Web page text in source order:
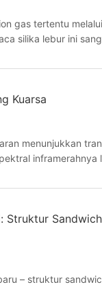
gas tertentu
silika lebur ini
Kuarsa
menunjukkan
inframerahnya
Struktur
– struktur